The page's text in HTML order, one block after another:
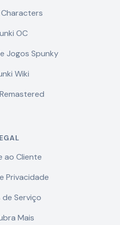
OC
Jogos Spunky
Wiki
ao Cliente
Privacidade
de Serviço
Mais